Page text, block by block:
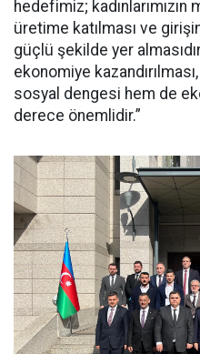
hedefimiz;
üretime katılması ve
güçlü şekilde yer
ekonomiye
sosyal dengesi hem de
derece önemlidir.”